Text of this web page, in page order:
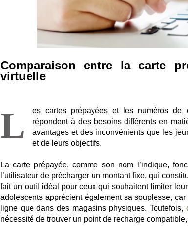
Comparaison entre la carte
virtuelle
L
es cartes prépayées et les numéros de
répondent à des besoins différents en
avantages et des inconvénients que les
et de leurs objectifs.
La carte prépayée, comme son nom l’indique,
l’utilisateur de précharger un montant fixe, qui
fait un outil idéal pour ceux qui souhaitent limiter
adolescents apprécient également sa souplesse,
ligne que dans des magasins physiques. Toutefois,
nécessité de trouver un point de recharge